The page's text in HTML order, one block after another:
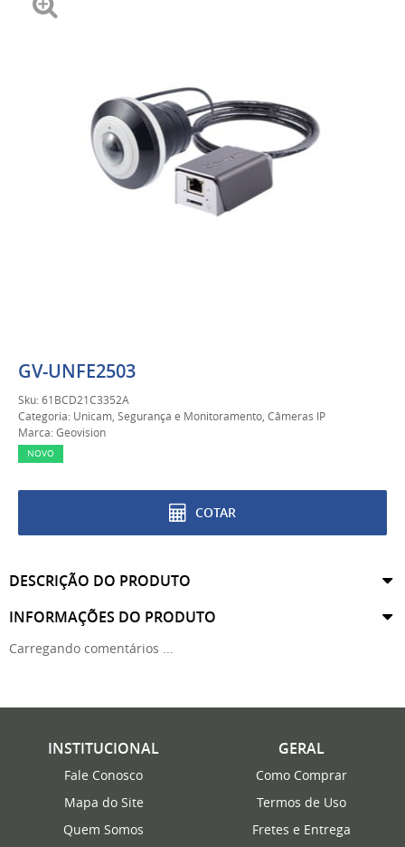
GV-UNFE2503
Sku:61BCD21C3352A
Categoria: Unicam, Segurança e Monitoramento, Câmeras IP
Marca:Geovision
NOVO
COTAR
DESCRIÇÃO DO PRODUTO
INFORMAÇÕES DO PRODUTO
Carregando comentários ...
INSTITUCIONAL
Fale Conosco
Mapa do Site
Quem Somos
GERAL
Como Comprar
Termos de Uso
Fretes e Entrega